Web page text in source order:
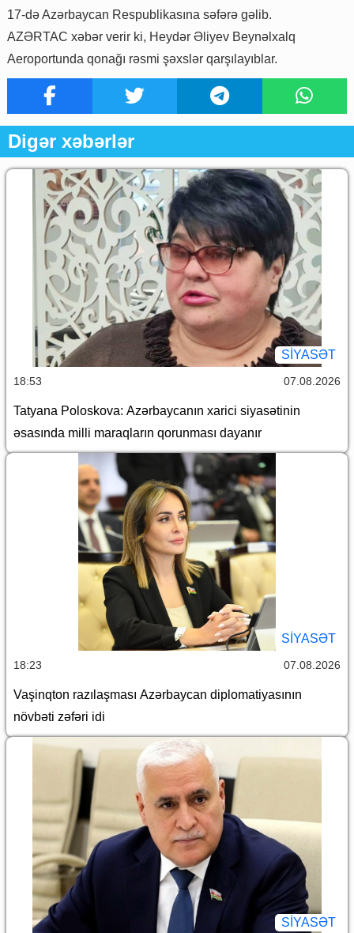
17-də Azərbaycan Respublikasına səfərə gəlib.
AZƏRTAC xəbər verir ki, Heydər Əliyev Beynəlxalq
Aeroportunda qonağı rəsmi şəxslər qarşılayıblar.
Digər xəbərlər
SİYASƏT
18:53 07.08.2026
Tatyana Poloskova: Azərbaycanın xarici siyasətinin
əsasında milli maraqların qorunması dayanır
SİYASƏT
18:23 07.08.2026
Vaşinqton razılaşması Azərbaycan diplomatiyasının
növbəti zəfəri idi
SİYASƏT